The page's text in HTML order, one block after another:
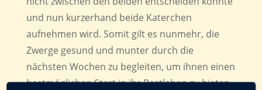
und nun kurzerhand beide Katerchen
aufnehmen wird. Somit gilt es nunmehr, die
Zwerge gesund und munter durch die
nächsten Wochen zu begleiten, um ihnen einen
bestmöglichen Start in ihr Restleben zu bieten.